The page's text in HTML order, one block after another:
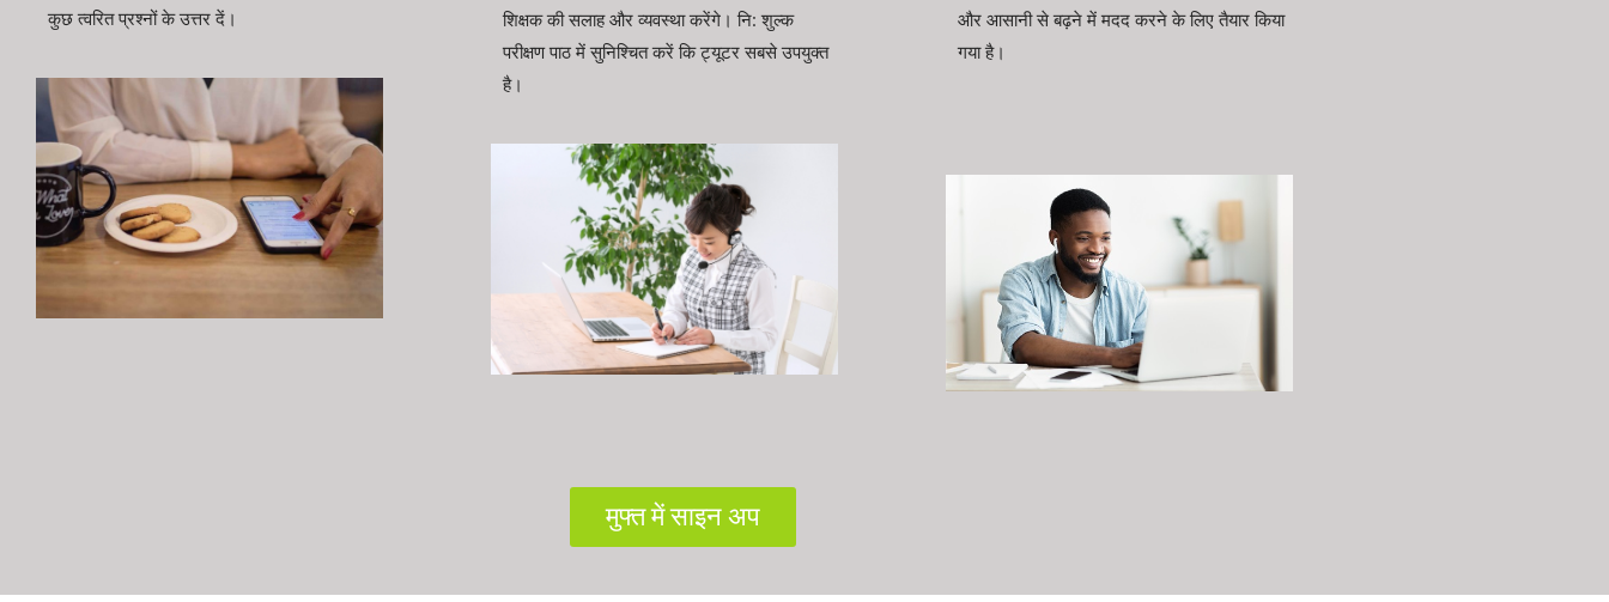
कुछ त्वरित प्रश्नों के उत्तर दें।
शिक्षक की सलाह और व्यवस्था करेंगे। नि: शुल्क
परीक्षण पाठ में सुनिश्चित करें कि ट्यूटर सबसे उपयुक्त
है।
और आसानी से बढ़ने में मदद करने के लिए तैयार किया
गया है।
मुफ्त में साइन अप